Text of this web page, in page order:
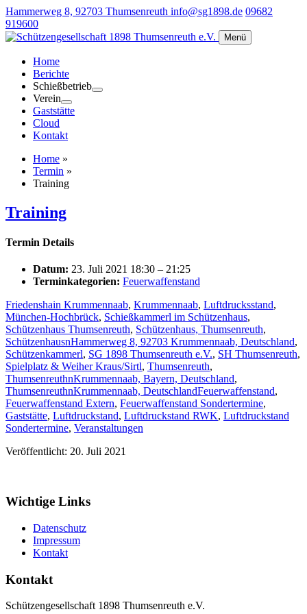
Hammerweg 8, 92703 Thumsenreuth info@sg1898.de 09682
919600
Menü
Home
Berichte
Schießbetrieb
Verein
Gaststätte
Cloud
Kontakt
Home »
Termin »
Training
Training
Termin Details
Datum: 23. Juli 2021 18:30 – 21:25
Terminkategorien: Feuerwaffenstand
Friedenshain Krummennaab, Krummennaab, Luftdrucksstand,
München-Hochbrück, Schießkammerl im Schützenhaus,
Schützenhaus Thumsenreuth, Schützenhaus, Thumsenreuth,
SchützenhausnHammerweg 8, 92703 Krummennaab, Deutschland,
Schützenkammerl, SG 1898 Thumsenreuth e.V., SH Thumsenreuth,
Spielplatz & Weiher Kraus/Sirtl, Thumsenreuth,
ThumsenreuthnKrummennaab, Bayern, Deutschland,
ThumsenreuthnKrummennaab, DeutschlandFeuerwaffenstand,
Feuerwaffenstand Extern, Feuerwaffenstand Sondertermine,
Gaststätte, Luftdruckstand, Luftdruckstand RWK, Luftdruckstand
Sondertermine, Veranstaltungen
Veröffentlicht: 20. Juli 2021
Wichtige Links
Datenschutz
Impressum
Kontakt
Kontakt
Schützengesellschaft 1898 Thumsenreuth e.V.